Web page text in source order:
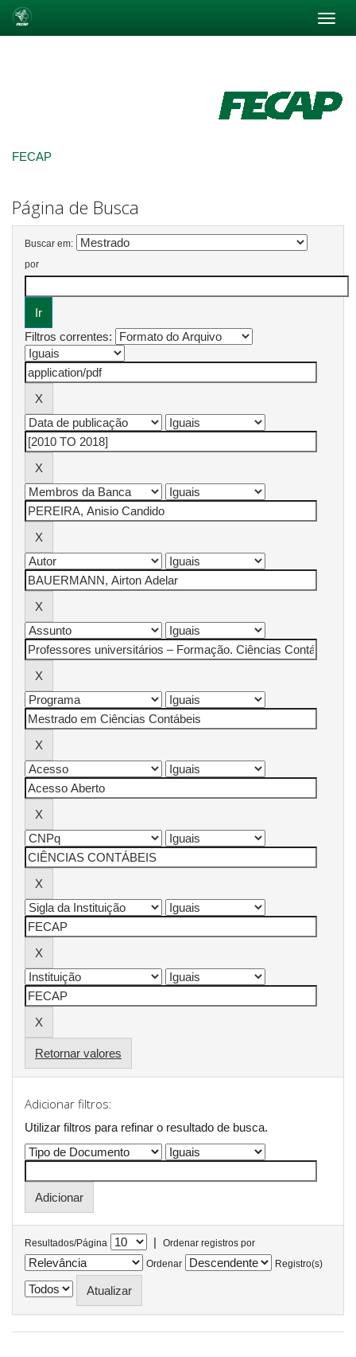
FECAP
Página de Busca
Buscar em:
por
Filtros correntes:
Retornar valores
Adicionar filtros:
Utilizar filtros para refinar o resultado de busca.
Resultados/Página |
Ordenar registros por
Ordenar
Registro(s)